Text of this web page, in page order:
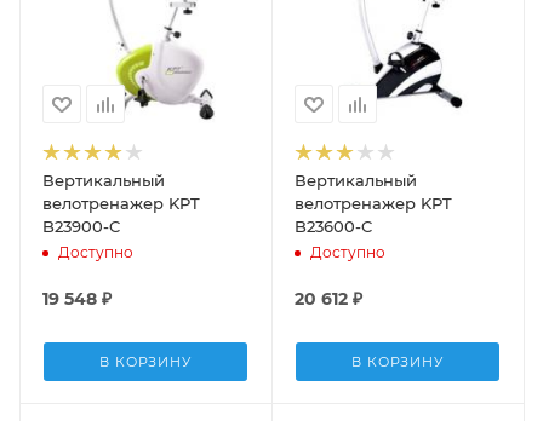
Вертикальный
велотренажер KPT
B23900-C
Доступно
19 548 ₽
В КОРЗИНУ
Вертикальный
велотренажер KPT
B23600-C
Доступно
20 612 ₽
В КОРЗИНУ